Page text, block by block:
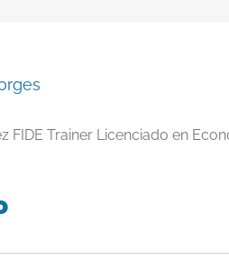
FIDE Trainer Licenciado en